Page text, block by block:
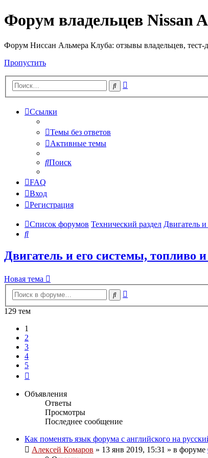
Форум владельцев Nissan
Форум Ниссан Альмера Клуба: отзывы владельцев, тест-
Пропустить
Поиск
Ссылки
Темы без ответов
Активные темы
Поиск
FAQ
Вход
Регистрация
Список форумов Технический раздел Двигатель
Поиск
Двигатель и его системы, топливо
Новая тема
Поиск
129 тем
1
2
3
4
5
Объявления
Ответы
Просмотры
Последнее сообщение
Как поменять язык форума с английского на
Алексей Комаров » 13 янв 2019, 15:31 » в форуме